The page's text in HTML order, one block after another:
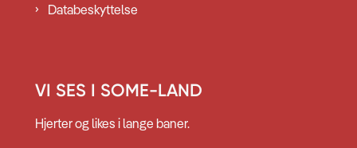
Databeskyttelse
VI SES I SOME-LAND
Hjerter og likes i lange baner.